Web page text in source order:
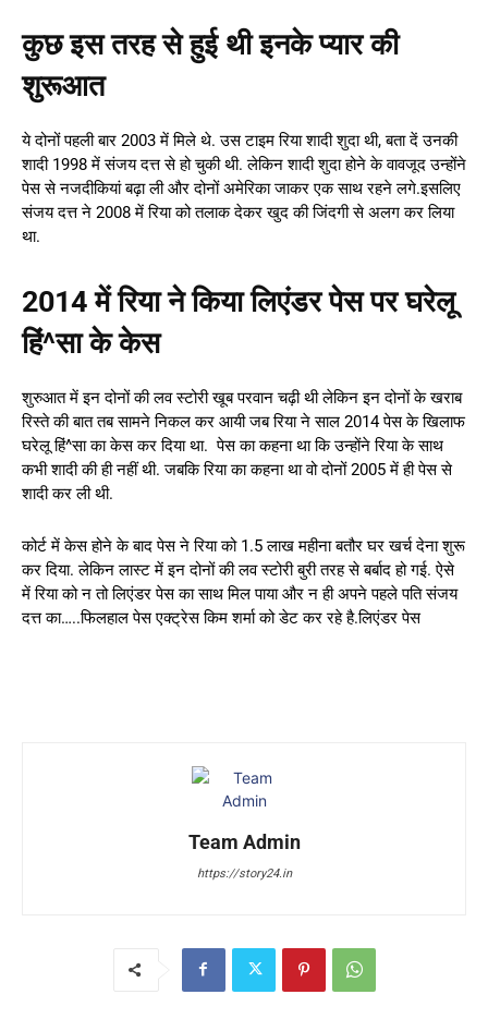
कुछ इस तरह से हुई थी इनके प्यार की
शुरूआत
ये दोनों पहली बार 2003 में मिले थे. उस टाइम रिया शादी शुदा थी, बता दें उनकी
शादी 1998 में संजय दत्त से हो चुकी थी. लेकिन शादी शुदा होने के वावजूद उन्होंने
पेस से नजदीकियां बढ़ा ली और दोनों अमेरिका जाकर एक साथ रहने लगे.इसलिए
संजय दत्त ने 2008 में रिया को तलाक देकर खुद की जिंदगी से अलग कर लिया
था.
2014 में रिया ने किया लिएंडर पेस पर घरेलू
हिं^सा के केस
शुरुआत में इन दोनों की लव स्टोरी खूब परवान चढ़ी थी लेकिन इन दोनों के खराब
रिस्ते की बात तब सामने निकल कर आयी जब रिया ने साल 2014 पेस के खिलाफ
घरेलू हिं^सा का केस कर दिया था. पेस का कहना था कि उन्होंने रिया के साथ
कभी शादी की ही नहीं थी. जबकि रिया का कहना था वो दोनों 2005 में ही पेस से
शादी कर ली थी.
कोर्ट में केस होने के बाद पेस ने रिया को 1.5 लाख महीना बतौर घर खर्च देना शुरू
कर दिया. लेकिन लास्ट में इन दोनों की लव स्टोरी बुरी तरह से बर्बाद हो गई. ऐसे
में रिया को न तो लिएंडर पेस का साथ मिल पाया और न ही अपने पहले पति संजय
दत्त का…..फिलहाल पेस एक्ट्रेस किम शर्मा को डेट कर रहे है.लिएंडर पेस
Team Admin
https://story24.in